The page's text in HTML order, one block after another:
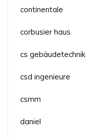
continentale
corbusier haus
cs gebäudetechnik
csd ingenieure
csmm
daniel